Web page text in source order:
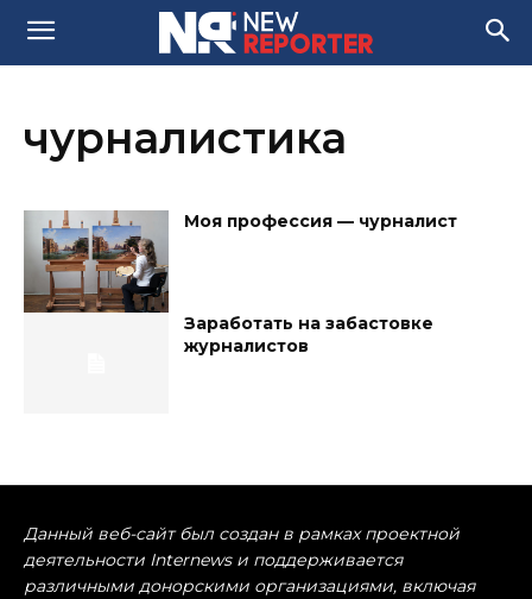
чурналистика
Моя профессия — чурналист
Заработать на забастовке
журналистов
Данный веб-сайт был создан в рамках проектной
деятельности Internews и поддерживается
различными донорскими организациями, включая